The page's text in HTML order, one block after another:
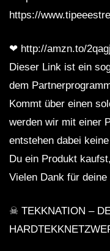
[HD]
Live set
2021 •
https://
❤ http://amzn.to/
Dieser Link ist ein
dem
Kommt über einen
werden wir mit einer
entstehen dabei
Du ein Produkt
Vielen Dank für
☠ TEKKNATION –